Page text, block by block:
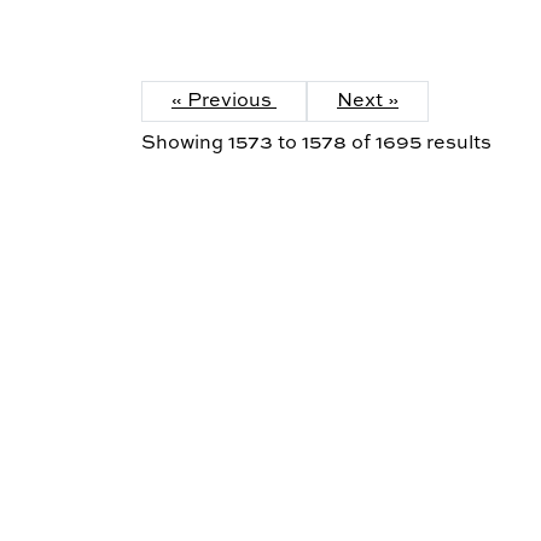
« Previous Next »
Showing 1573 to 1578 of 1695 results